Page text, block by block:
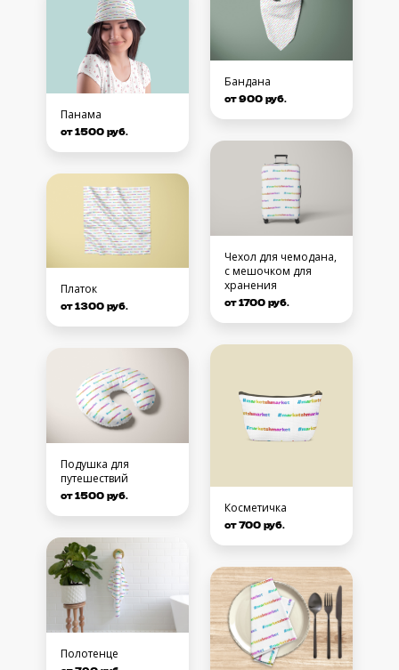
Панама
от 1500 руб.
Платок
от 1300 руб.
Подушка для
путешествий
от 1500 руб.
Полотенце
Бандана
от 900 руб.
Чехол для чемодана,
с мешочком для
хранения
от 1700 руб.
Косметичка
от 700 руб.